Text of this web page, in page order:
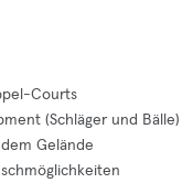
Courts
(Schläger und Bälle)
Gelände